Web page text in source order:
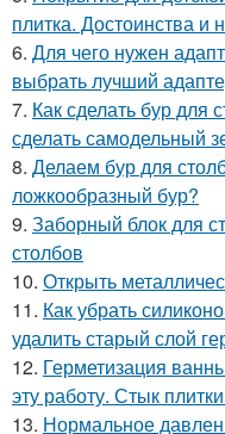
плитка. Достоинства и
6. Для чего нужен
выбрать лучший
7. Как сделать бур для
сделать самодельный
8. Делаем бур для
ложкообразный бур?
9. Заборный блок для
столбов
10. Открыть
11. Как убрать
удалить старый слой
12. Герметизация
эту работу. Стык
13. Нормальное